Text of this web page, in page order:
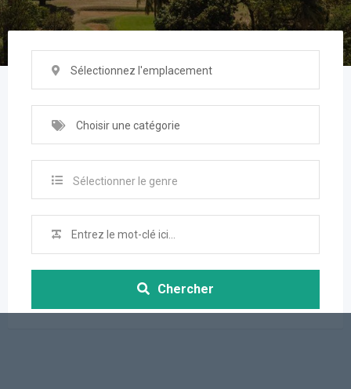
Sélectionnez l'emplacement
Choisir une catégorie
Sélectionner le genre
Chercher